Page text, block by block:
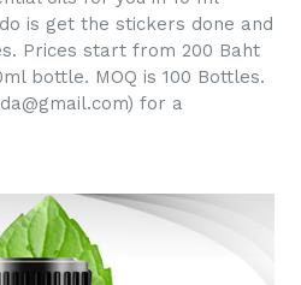
is get the stickers done and
Prices start from 200 Baht
bottle. MOQ is 100 Bottles.
for a